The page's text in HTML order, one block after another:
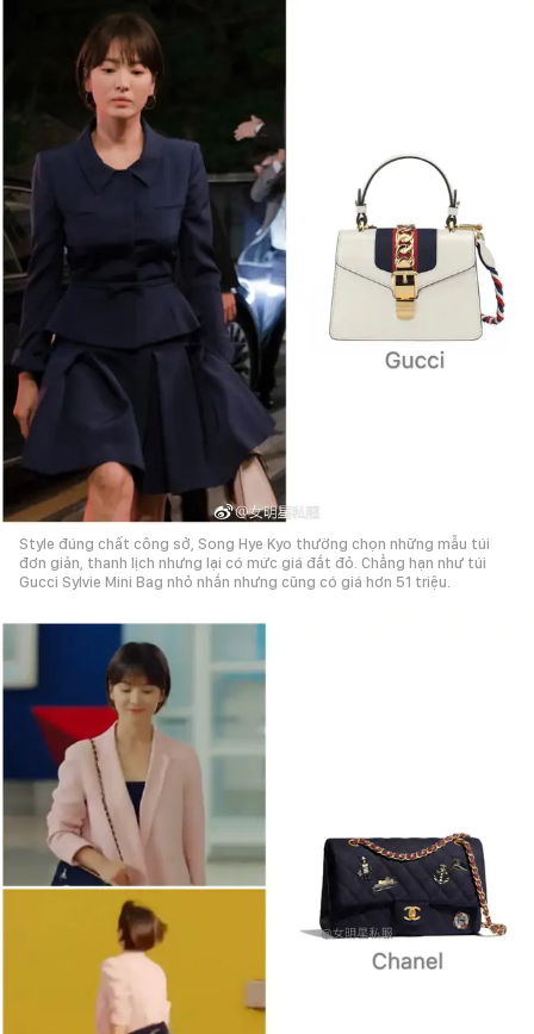
Style đúng chất công sở, Song Hye Kyo thường chọn những mẫu túi
đơn giản, thanh lịch nhưng lại có mức giá đắt đỏ. Chẳng hạn như túi
Gucci Sylvie Mini Bag nhỏ nhắn nhưng cũng có giá hơn 51 triệu.